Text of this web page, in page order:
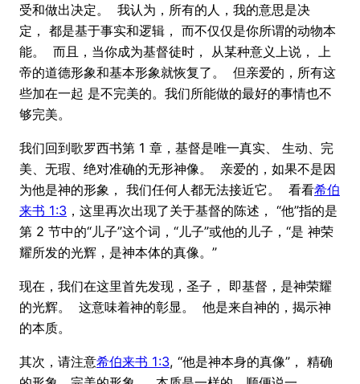
受和做出决定。 我认为，所有的人，我的意思是决
定， 都是基于事实和逻辑， 而不仅仅是你所谓的动物本
能。 而且，当你成为基督徒时， 从某种意义上说， 上
帝的道德形象和基本形象就恢复了。 但亲爱的，所有这
些加在一起 是不完美的。我们所能做的最好的事情也不
够完美。
我们回到歌罗西书第 1 章，基督是唯一真实、 生动、完
美、无瑕、绝对准确的无形神像。 亲爱的，如果不是因
为他是神的形象， 我们任何人都无法接近它。 看看希伯
来书 1:3 ，这里再次出现了关于基督的陈述， “他”指的是
第 2 节中的“儿子”这个词，“儿子”或他的儿子，“是 神荣
耀所发的光辉，是神本体的真像。”
现在，我们在这里首先发现，圣子， 即基督，是神荣耀
的光辉。 这意味着神的彰显。 他是来自神的，揭示神
的本质。
其次，请注意希伯来书 1:3, “他是神本身的真像”， 精确